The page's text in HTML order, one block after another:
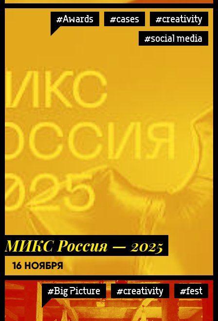
#Awards #cases
#creativity
#social media
МИКС Россия — 2025
16 НОЯБРЯ
#Big Picture #creativity #fest